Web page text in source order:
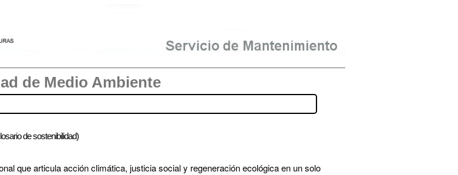
de Medio Ambiente
de sostenibilidad)
que articula acción climática, justicia social y regeneración ecológica en un solo